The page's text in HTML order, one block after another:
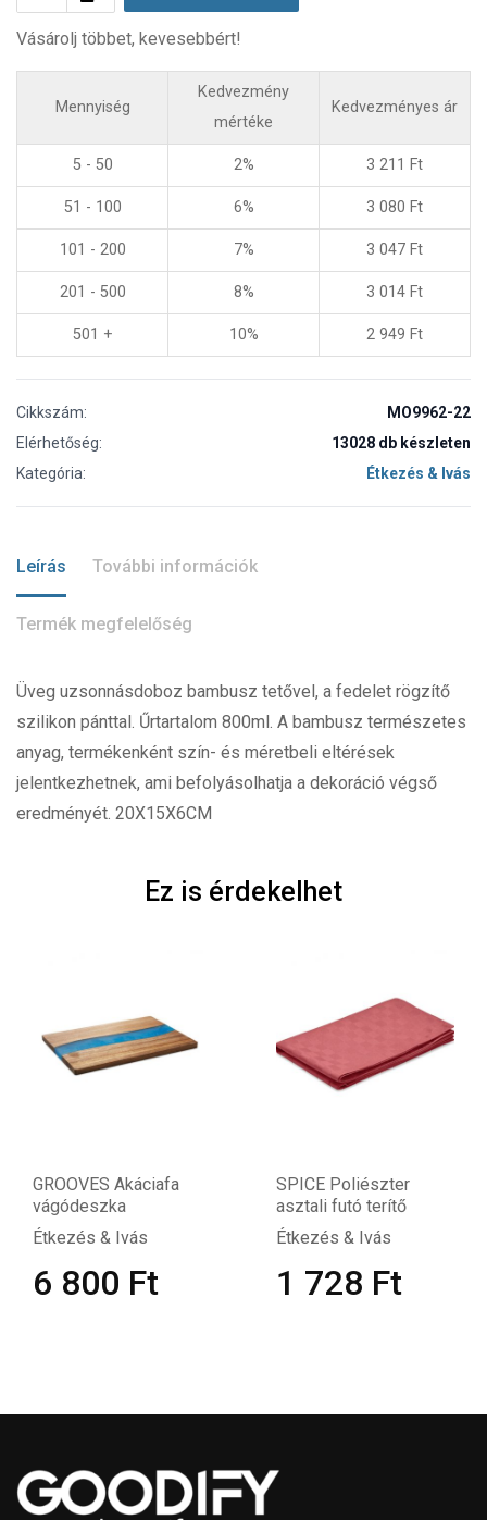
Vásárolj többet, kevesebbért!
Mennyiség
Kedvezmény
mértéke
Kedvezményes ár
5 - 50 2% 3 211 Ft
51 - 100 6% 3 080 Ft
101 - 200 7% 3 047 Ft
201 - 500 8% 3 014 Ft
501 + 10% 2 949 Ft
Cikkszám:
MO9962-22
Elérhetőség:
13028 db készleten
Kategória:
Étkezés & Ivás
Leírás További információk
Termék megfelelőség
Üveg uzsonnásdoboz bambusz tetővel, a fedelet rögzítő
szilikon pánttal. Űrtartalom 800ml. A bambusz természetes
anyag, termékenként szín- és méretbeli eltérések
jelentkezhetnek, ami befolyásolhatja a dekoráció végső
eredményét. 20X15X6CM
Ez is érdekelhet
GROOVES Akáciafa
vágódeszka
Étkezés & Ivás
6 800 Ft
SPICE Poliészter
asztali futó terítő
Étkezés & Ivás
1 728 Ft